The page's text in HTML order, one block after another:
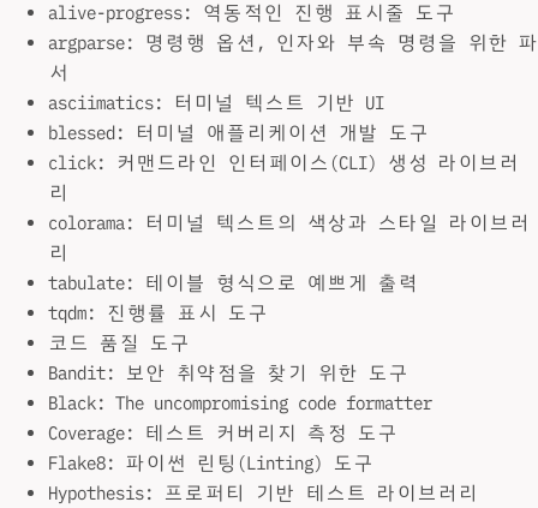
alive-progress: 역동적인 진행 표시줄 도구
argparse: 명령행 옵션, 인자와 부속 명령을 위한 파
서
asciimatics: 터미널 텍스트 기반 UI
blessed: 터미널 애플리케이션 개발 도구
click: 커맨드라인 인터페이스(CLI) 생성 라이브러
리
colorama: 터미널 텍스트의 색상과 스타일 라이브러
리
tabulate: 테이블 형식으로 예쁘게 출력
tqdm: 진행률 표시 도구
코드 품질 도구
Bandit: 보안 취약점을 찾기 위한 도구
Black: The uncompromising code formatter
Coverage: 테스트 커버리지 측정 도구
Flake8: 파이썬 린팅(Linting) 도구
Hypothesis: 프로퍼티 기반 테스트 라이브러리